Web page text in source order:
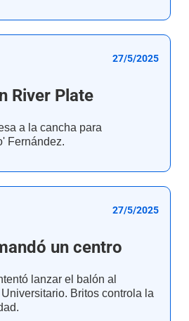
27/5/2025
River Plate
a la cancha para
Fernández.
27/5/2025
un centro
lanzar el balón al
Britos controla la